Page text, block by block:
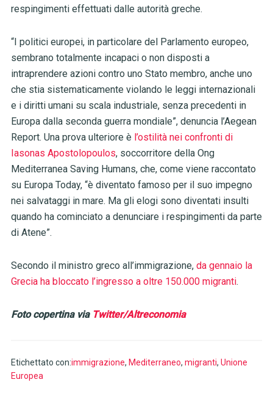
respingimenti effettuati dalle autorità greche.
“I politici europei, in particolare del Parlamento europeo,
sembrano totalmente incapaci o non disposti a
intraprendere azioni contro uno Stato membro, anche uno
che stia sistematicamente violando le leggi internazionali
e i diritti umani su scala industriale, senza precedenti in
Europa dalla seconda guerra mondiale”, denuncia l’Aegean
Report. Una prova ulteriore è l’ostilità nei confronti di
Iasonas Apostolopoulos, soccorritore della Ong
Mediterranea Saving Humans, che, come viene raccontato
su Europa Today, “è diventato famoso per il suo impegno
nei salvataggi in mare. Ma gli elogi sono diventati insulti
quando ha cominciato a denunciare i respingimenti da parte
di Atene”.
Secondo il ministro greco all’immigrazione, da gennaio la
Grecia ha bloccato l’ingresso a oltre 150.000 migranti.
Foto copertina via Twitter/Altreconomia
Etichettato con:immigrazione, Mediterraneo, migranti, Unione
Europea